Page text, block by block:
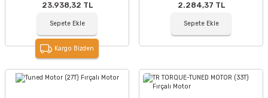
23.938,32 TL
Sepete Ekle
Kargo Bizden
2.284,37 TL
Sepete Ekle